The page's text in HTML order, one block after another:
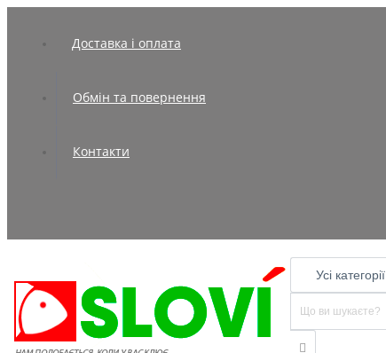
Доставка і оплата
Обмін та повернення
Контакти
Усі категорії